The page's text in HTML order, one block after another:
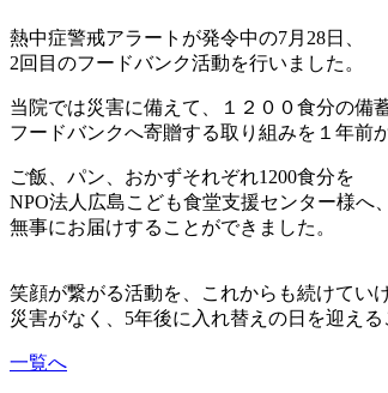
熱中症警戒アラートが発令中の7月28日、
2回目のフードバンク活動を行いました。
当院では災害に備えて、１２００食分の備
フードバンクへ寄贈する取り組みを１年前
ご飯、パン、おかずそれぞれ1200食分を
NPO法人広島こども食堂支援センター様へ、
無事にお届けすることができました。
笑顔が繋がる活動を、これからも続けてい
災害がなく、5年後に入れ替えの日を迎え
一覧へ